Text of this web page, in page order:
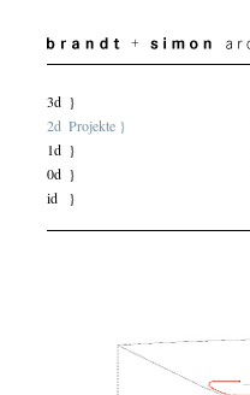
3d }
2d Projekte }
1d }
0d }
id
}